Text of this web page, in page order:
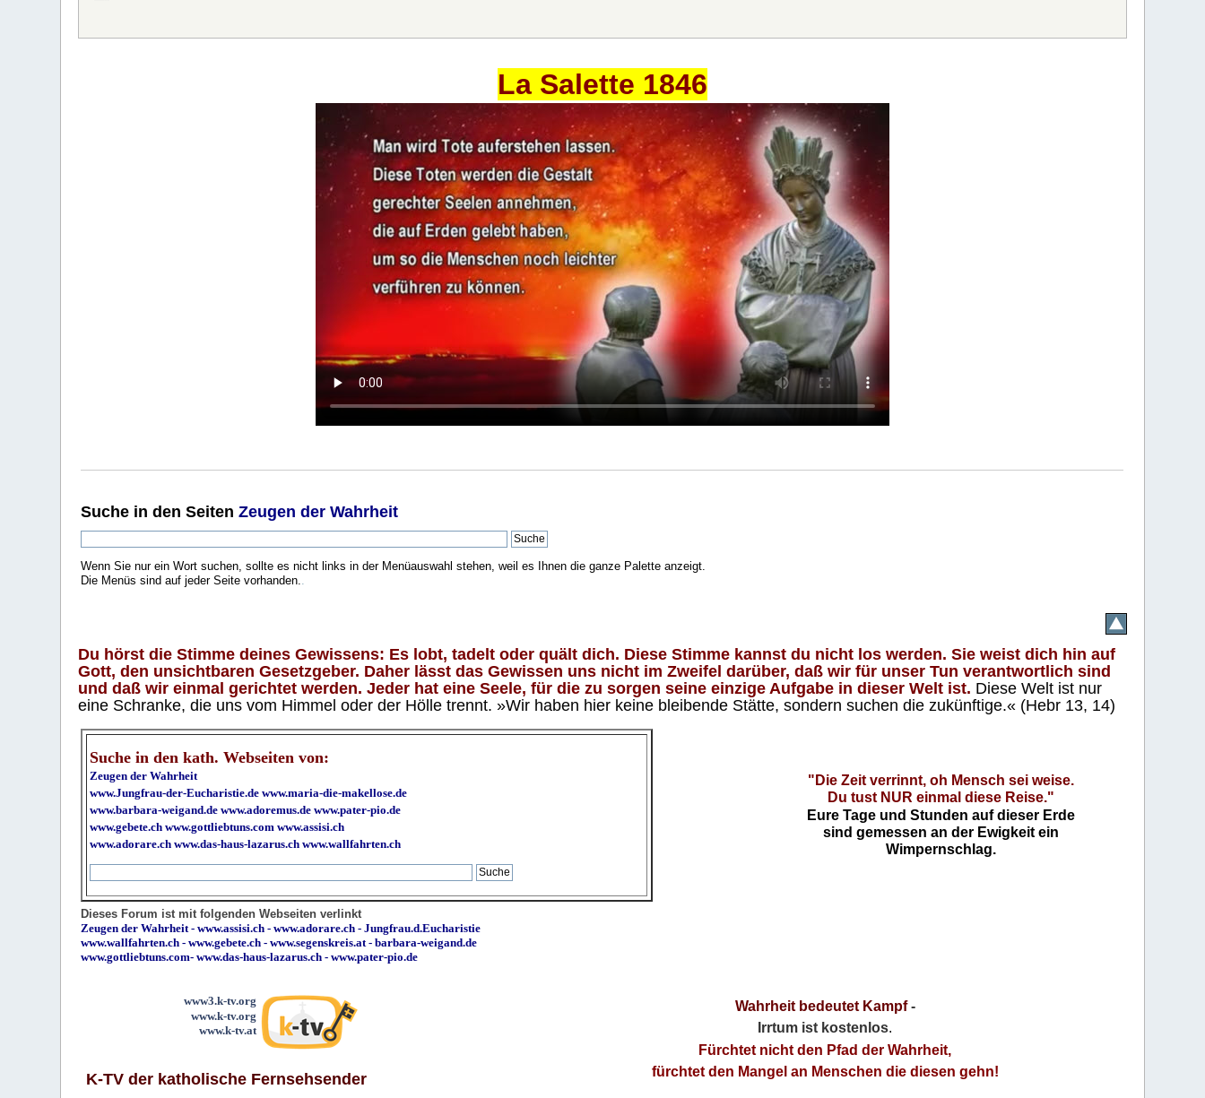
La Salette 1846
Suche in den SeitenZeugen der Wahrheit
Wenn Sie nur ein Wort suchen, sollte es nicht links in der Menüauswahl stehen, weil es Ihnen die ganze Palette anzeigt.
Die Menüs sind auf jeder Seite vorhanden.
Du hörst die Stimme deines Gewissens: Es lobt, tadelt oder quält dich. Diese Stimme kannst du nicht los werden. Sie weist dich hin auf
Gott, den unsichtbaren Gesetzgeber. Daher lässt das Gewissen uns nicht im Zweifel darüber, daß wir für unser Tun verantwortlich sind
und daß wir einmal gerichtet werden. Jeder hat eine Seele, für die zu sorgen seine einzige Aufgabe in dieser Welt ist. Diese Welt ist nur
eine Schranke, die uns vom Himmel oder der Hölle trennt. »Wir haben hier keine bleibende Stätte, sondern suchen die zukünftige.« (Hebr 13, 14)
Suche in den kath. Webseiten von:
Zeugen der Wahrheit
www.Jungfrau-der-Eucharistie.de www.maria-die-makellose.de
www.barbara-weigand.de www.adoremus.de www.pater-pio.de
www.gebete.ch www.gottliebtuns.com www.assisi.ch
www.adorare.ch www.das-haus-lazarus.ch www.wallfahrten.ch
"Die Zeit verrinnt, oh Mensch sei weise.
Du tust NUR einmal diese Reise."
Eure Tage und Stunden auf dieser Erde
sind gemessen an der Ewigkeit ein
Wimpernschlag.
Dieses Forum ist mit folgenden Webseiten verlinkt
Zeugen der Wahrheit -www.assisi.ch -www.adorare.ch -Jungfrau.d.Eucharistie
www.wallfahrten.ch -www.gebete.ch -www.segenskreis.at -barbara-weigand.de
www.gottliebtuns.com-www.das-haus-lazarus.ch - www.pater-pio.de
www3.k-tv.org
www.k-tv.org
www.k-tv.at
K-TV der katholische Fernsehsender
Wahrheit bedeutet Kampf-
Irrtum ist kostenlos.
Fürchtet nicht den Pfad der Wahrheit,
fürchtet den Mangel an Menschen die diesen gehn!